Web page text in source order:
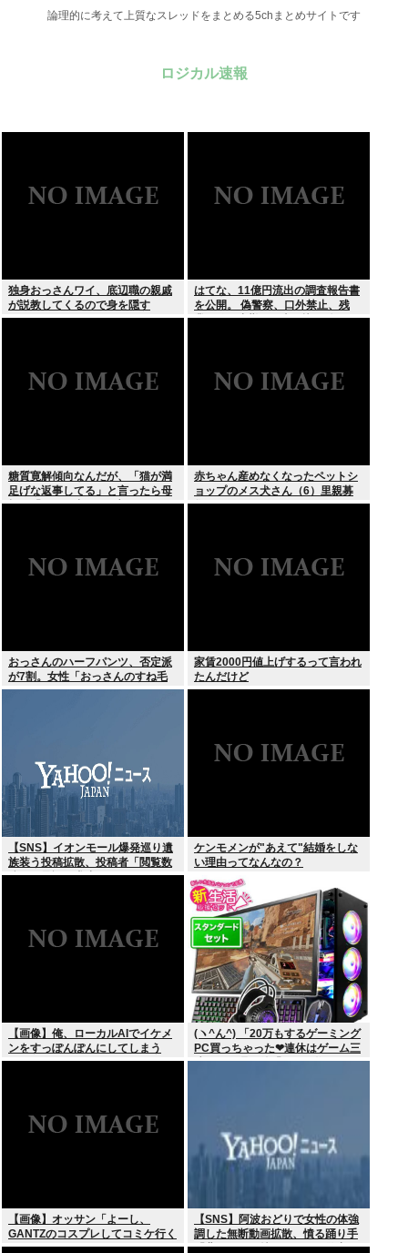
論理的に考えて上質なスレッドをまとめる5chまとめサイトです
ロジカル速報
独身おっさんワイ、底辺職の親戚
が説教してくるので身を隠す
はてな、11億円流出の調査報告書
を公開。 偽警察、口外禁止、残
業・休日出勤200時間越、孤
糖質寛解傾向なんだが、「猫が満
足げな返事してる」と言ったら母
親に「お気の毒w」と言われた
赤ちゃん産めなくなったペットシ
ョップのメス犬さん（6）里親募
集されてしまうwww
おっさんのハーフパンツ、否定派
が7割。女性「おっさんのすね毛
なんて見たくないじゃないですか
家賃2000円値上げするって言われ
たんだけど
【SNS】イオンモール爆発巡り遺
族装う投稿拡散、投稿者「閲覧数
稼ぎや承認欲求止まらなくなっ
ケンモメンが"あえて"結婚をしな
い理由ってなんなの？
【画像】俺、ローカルAIでイケメ
ンをすっぽんぽんにしてしまう
www
(ヽ^ん^) 「20万もするゲーミング
PC買っちゃった❤連休はゲーム三
昧だ」一週間後「お届け物でー
【画像】オッサン「よーし、
GANTZのコスプレしてコミケ行く
かー」
【SNS】阿波おどりで女性の体強
調した無断動画拡散、憤る踊り手
「悲しいし気持ち悪い」…警察へ